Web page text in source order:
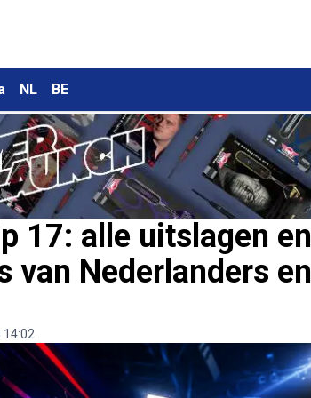
NL BE
17: alle uitslagen en
van Nederlanders en